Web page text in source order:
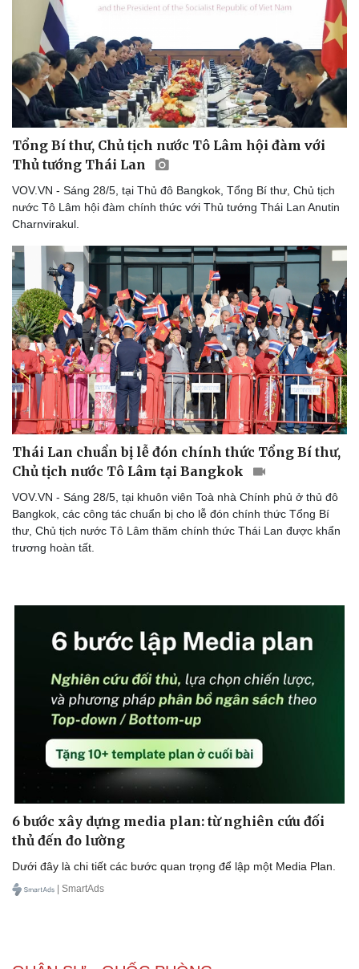
Tổng Bí thư, Chủ tịch nước Tô Lâm hội đàm với
Thủ tướng Thái Lan
VOV.VN - Sáng 28/5, tại Thủ đô Bangkok, Tổng Bí thư, Chủ tịch
nước Tô Lâm hội đàm chính thức với Thủ tướng Thái Lan Anutin
Charnvirakul.
Thái Lan chuẩn bị lễ đón chính thức Tổng Bí thư,
Chủ tịch nước Tô Lâm tại Bangkok
VOV.VN - Sáng 28/5, tại khuôn viên Toà nhà Chính phủ ở thủ đô
Bangkok, các công tác chuẩn bị cho lễ đón chính thức Tổng Bí
thư, Chủ tịch nước Tô Lâm thăm chính thức Thái Lan được khẩn
trương hoàn tất.
6 bước xây dựng media plan: từ nghiên cứu đối
thủ đến đo lường
Dưới đây là chi tiết các bước quan trọng để lập một Media Plan.
| SmartAds